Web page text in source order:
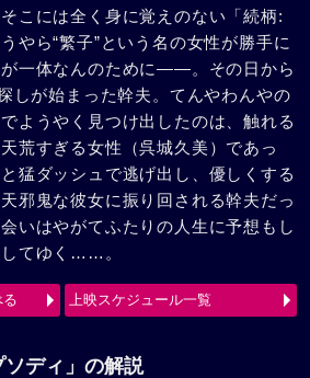
こには全く身に覚えのない「続柄:
ら“繁子”という名の女性が勝手に
一体なんのために――。その日から
しが始まった幹夫。てんやわんやの
ようやく見つけ出したのは、触れる
荒すぎる女性（呉城久美）であっ
猛ダッシュで逃げ出し、優しくする
邪鬼な彼女に振り回される幹夫だっ
いはやがてふたりの人生に予想もし
てゆく……。
上映スケジュール一覧
ソディ」の解説